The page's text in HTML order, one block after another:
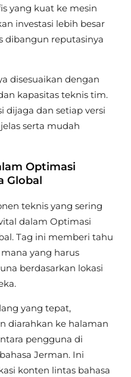
yang kuat ke mesin
investasi lebih besar
dibangun reputasinya
disesuaikan dengan
kapasitas teknis tim.
dijaga dan setiap versi
serta mudah
Optimasi
Global
teknis yang sering
dalam Optimasi
Tag ini memberi tahu
yang harus
berdasarkan lokasi
yang tepat,
diarahkan ke halaman
pengguna di
Jerman. Ini
konten lintas bahasa